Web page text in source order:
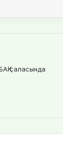
саласында